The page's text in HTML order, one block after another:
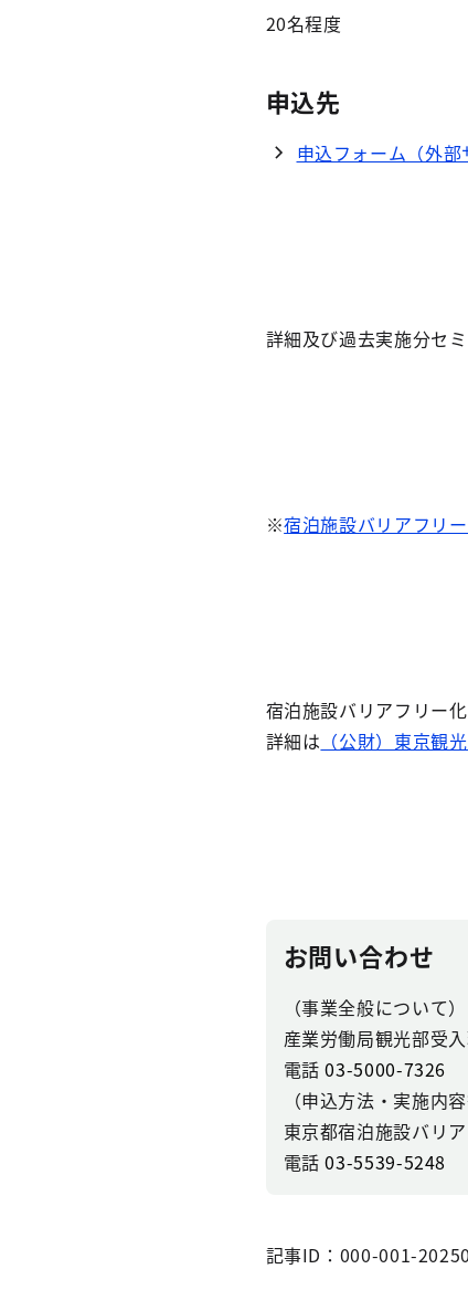
20名程度
申込先
申込フォーム（外部
詳細及び過去実施分セ
※宿泊施設バリアフリ
宿泊施設バリアフリー
詳細は （公財）東京観
お問い合わせ
（事業全般について）
産業労働局観光部受
電話03-5000-7326
（申込方法・実施内
東京都宿泊施設バリ
電話03-5539-5248
記事ID：000-001-